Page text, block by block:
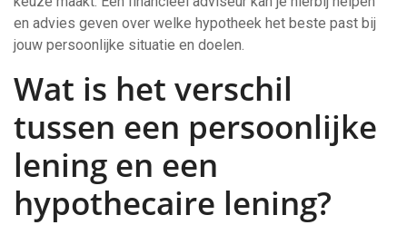
en advies geven over welke hypotheek het beste past bij
jouw persoonlijke situatie en doelen.
Wat is het verschil
tussen een persoonlijke
lening en een
hypothecaire lening?